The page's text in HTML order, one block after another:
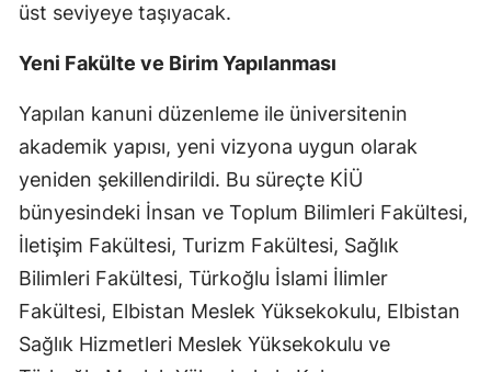
üst seviyeye taşıyacak.
Yeni Fakülte ve Birim Yapılanması
Yapılan kanuni düzenleme ile üniversitenin
akademik yapısı, yeni vizyona uygun olarak
yeniden şekillendirildi. Bu süreçte KİÜ
bünyesindeki İnsan ve Toplum Bilimleri Fakültesi,
İletişim Fakültesi, Turizm Fakültesi, Sağlık
Bilimleri Fakültesi, Türkoğlu İslami İlimler
Fakültesi, Elbistan Meslek Yüksekokulu, Elbistan
Sağlık Hizmetleri Meslek Yüksekokulu ve